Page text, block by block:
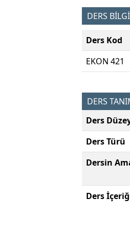
DERS
Ders Kod
EKON 421
DERS
Ders
Ders Türü
Dersin
Ders